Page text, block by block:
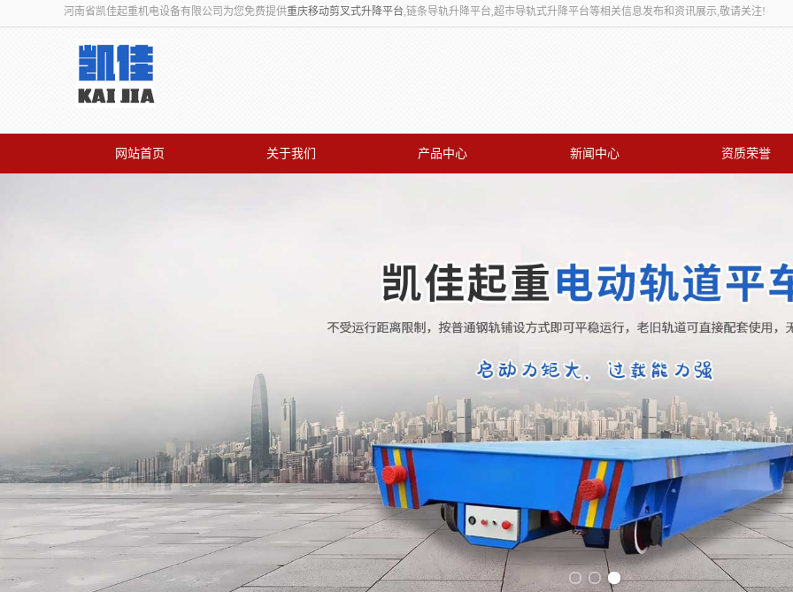
河南省凯佳起重机电设备有限公司为您免费提供重庆移动剪叉式升降平台,链条导轨升降平台,超市导轨式升降平台等相关信息发布和资讯展示,敬请关注!
网站首页 关于我们 产品中心 新闻中心 资质荣誉